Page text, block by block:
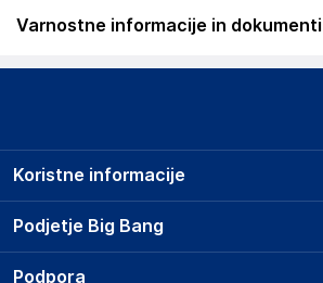
Varnostne informacije in dokumenti
Podatki o proizvajalcu
Haba Trading B.V.
The Netherlands
Podjetje Big Bang
O podjetju
Koristne informacije
Prodajna mesta
Storitve
Podpora